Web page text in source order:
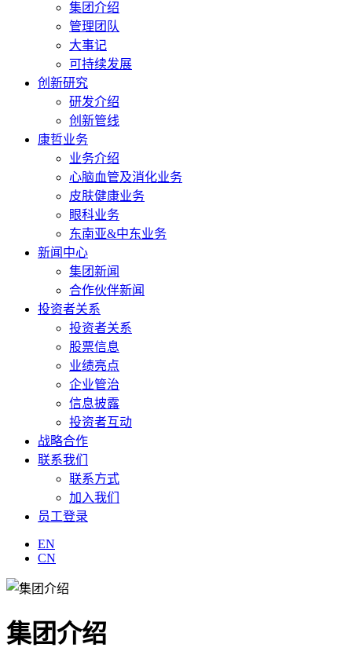
集团介绍
管理团队
大事记
可持续发展
创新研究
研发介绍
创新管线
康哲业务
业务介绍
心脑血管及消化业务
皮肤健康业务
眼科业务
东南亚&中东业务
新闻中心
集团新闻
合作伙伴新闻
投资者关系
投资者关系
股票信息
业绩亮点
企业管治
信息披露
投资者互动
战略合作
联系我们
联系方式
加入我们
员工登录
EN
CN
集团介绍